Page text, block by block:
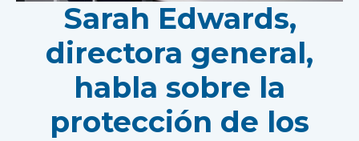
Sarah Edwards,
directora general,
habla sobre la
protección de los